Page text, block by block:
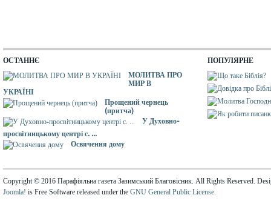
ОСТАННЄ
МОЛИТВА ПРО
МИР В
УКРАЇНІ
Прощений чернець
(притча)
У Духовно-
просвітницькому центрі с. ...
Освячення дому
ПОПУЛЯРНЕ
Copyright © 2016 Парафіяльна газета Зазимський Благовісник. All Rights Reserved.
Joomla! is Free Software released under the GNU General Public License.